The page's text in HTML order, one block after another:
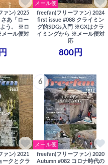
ァン) 2025
あ「ロー
よう。 ※ロ
ール便対
メール便
freefan(フリーファン) 2024
first issue #088 クライミン
グ的SDGs入門 ※GXはクラ
イミングから ※メール便対
応
800円
ァン) 2021
ークとクラ
6
メール便
freefan(フリーファン) 2020
Autumn #082 コロナ時代の